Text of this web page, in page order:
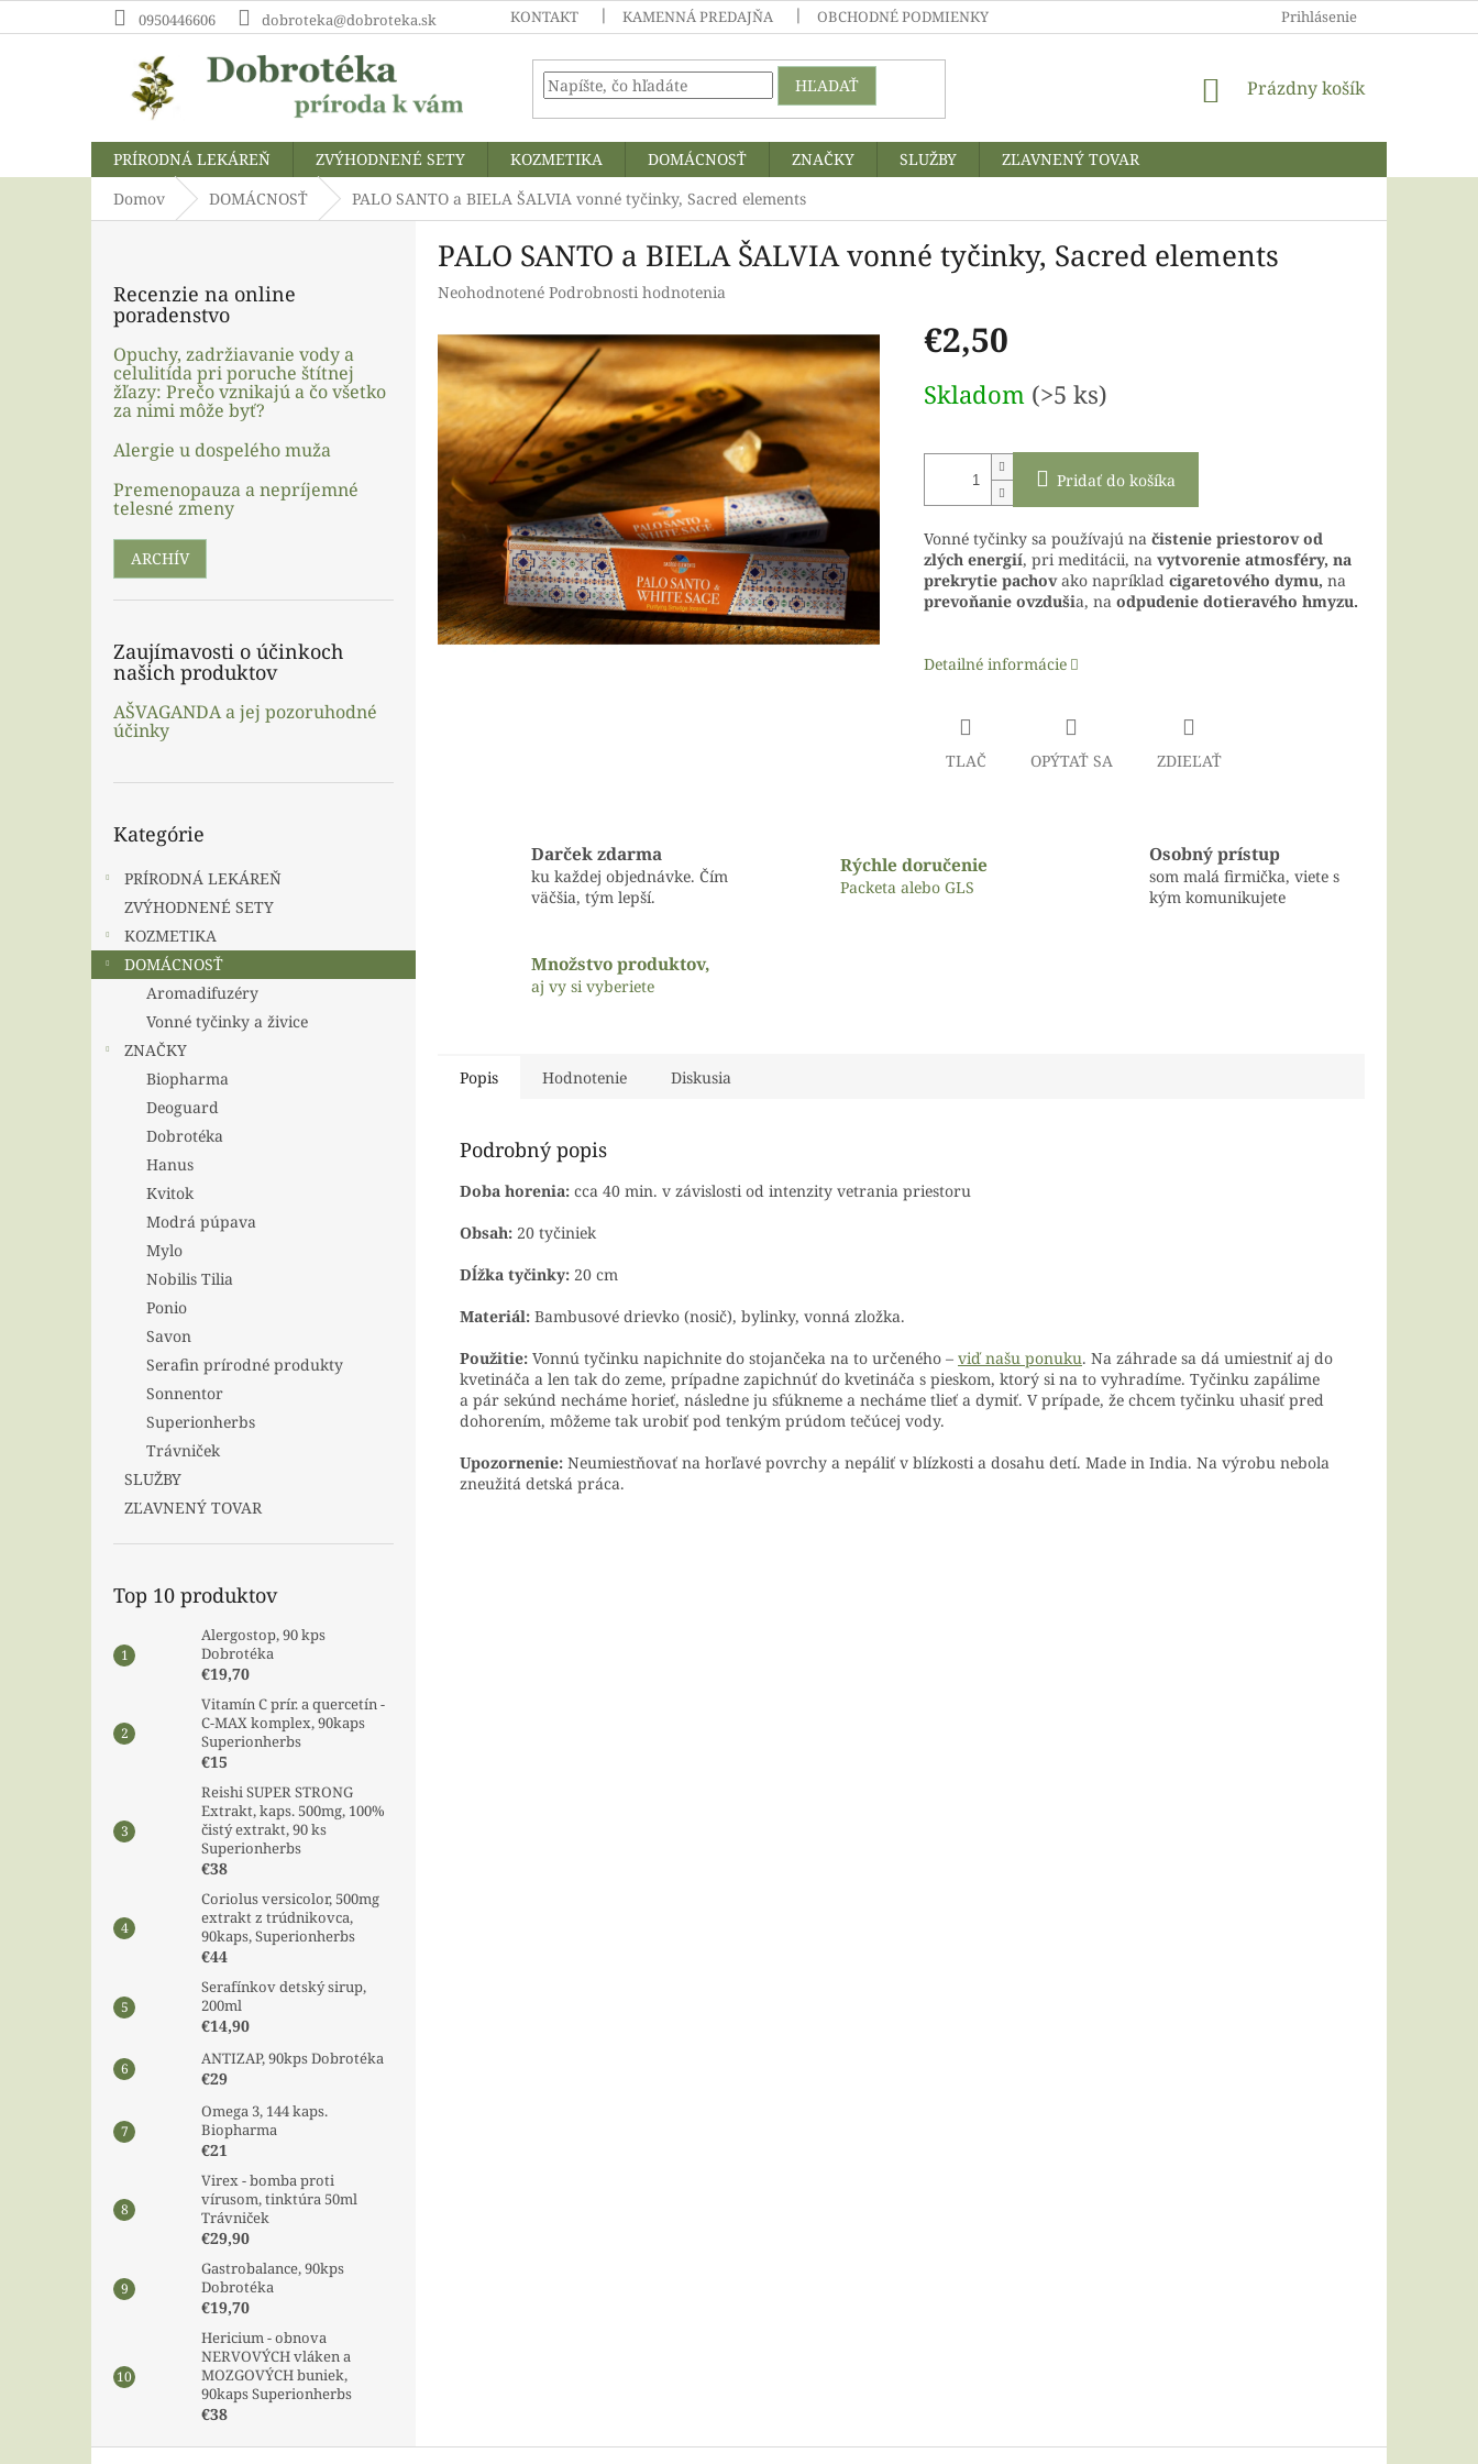
na
0950446606 dobroteka@dobroteka.sk KONTAKT KAMENNÁ PREDAJŇA OBCHODNÉ PODMIENKY A OCHRANA OSOBNÝCH ÚDAJOV Prihlásenie
HĽADAŤ
NÁKUPNÝ
Prázdny košík
PRÍRODNÁ LEKÁREŇ ZVÝHODNENÉ SETY KOZMETIKA DOMÁCNOSŤ ZNAČKY SLUŽBY
ZĽAVNENÝ TOVAR
Domov
DOMÁCNOSŤ PALO SANTO a BIELA ŠALVIA vonné tyčinky, Sacred elements
Recenzie na online
poradenstvo
Opuchy, zadržiavanie vody a
celulitída pri poruche štítnej
žľazy: Prečo vznikajú a čo všetko
za nimi môže byť?
Alergie u dospelého muža
Premenopauza a nepríjemné
telesné zmeny
ARCHÍV
Zaujímavosti o účinkoch
našich produktov
AŠVAGANDA a jej pozoruhodné
účinky
kategórie
Kategórie
PRÍRODNÁ LEKÁREŇ
ZVÝHODNENÉ SETY
KOZMETIKA
DOMÁCNOSŤ
Aromadifuzéry
Vonné tyčinky a živice
ZNAČKY
Biopharma
Deoguard
Dobrotéka
Hanus
Kvitok
Modrá púpava
Mylo
Nobilis Tilia
Ponio
Savon
Serafin prírodné produkty
Sonnentor
Superionherbs
Trávniček
SLUŽBY
ZĽAVNENÝ TOVAR
Top 10 produktov
Alergostop, 90 kps
Dobrotéka
€19,70
Vitamín C prír. a quercetín -
C-MAX komplex, 90kaps
Superionherbs
€15
Reishi SUPER STRONG
Extrakt, kaps. 500mg, 100%
čistý extrakt, 90 ks
Superionherbs
€38
Coriolus versicolor, 500mg
extrakt z trúdnikovca,
90kaps, Superionherbs
€44
Serafínkov detský sirup,
200ml
€14,90
ANTIZAP, 90kps Dobrotéka
€29
Omega 3, 144 kaps.
Biopharma
€21
Virex - bomba proti
vírusom, tinktúra 50ml
Trávniček
€29,90
Gastrobalance, 90kps
Dobrotéka
€19,70
Hericium - obnova
NERVOVÝCH vláken a
MOZGOVÝCH buniek,
90kaps Superionherbs
€38
PALO SANTO a BIELA ŠALVIA vonné tyčinky, Sacred elements
Priemerné
produktu
je
0,0
5
hviezdičiek.
Neohodnotené Podrobnosti hodnotenia
€2,50
cena:
Skladom (>5 ks)
Pridať do košíka
Vonné tyčinky sa používajú na čistenie priestorov od
zlých energií, pri meditácii, na vytvorenie atmosféry, na
prekrytie pachovako napríklad cigaretového dymu, na
prevoňanie ovzdušia, na odpudenie dotieravého hmyzu.
Detailné informácie
TLAČ OPÝTAŤ SA ZDIEĽAŤ
Darček zdarma
ku každej objednávke. Čím
väčšia, tým lepší.
Rýchle doručenie
Packeta alebo GLS
Osobný prístup
som malá firmička, viete s
kým komunikujete
Množstvo produktov,
aj vy si vyberiete
Popis Hodnotenie Diskusia
Podrobný popis
Doba horenia: cca 40 min. v závislosti od intenzity vetrania priestoru
Obsah: 20 tyčiniek
Dĺžka tyčinky: 20 cm
Materiál: Bambusové drievko (nosič), bylinky, vonná zložka.
Použitie: Vonnú tyčinku napichnite do stojančeka na to určeného – viď našu ponuku. Na záhrade sa dá umiestniť aj do
kvetináča a len tak do zeme, prípadne zapichnúť do kvetináča s pieskom, ktorý si na to vyhradíme. Tyčinku zapálime
a pár sekúnd necháme horieť, následne ju sfúkneme a necháme tlieť a dymiť. V prípade, že chcem tyčinku uhasiť pred
dohorením, môžeme tak urobiť pod tenkým prúdom tečúcej vody.
Upozornenie: Neumiestňovať na horľavé povrchy a nepáliť v blízkosti a dosahu detí. Made in India. Na výrobu nebola
zneužitá detská práca.